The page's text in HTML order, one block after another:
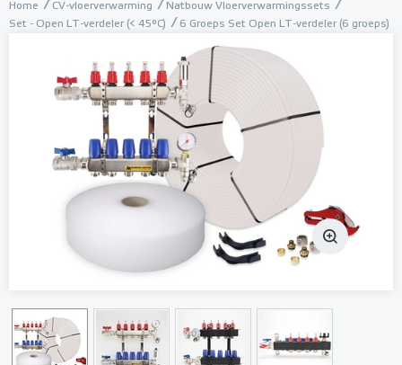
Home CV-vloerverwarming
Natbouw Vloerverwarmingssets
Set - Open LT-verdeler (< 45°C)
6 Groeps Set Open LT-verdeler (6 groeps)